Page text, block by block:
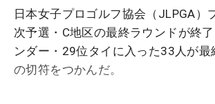
日本女子プロゴルフ協会（JLPGA）
次予選・C地区の最終ラウンドが終
ンダー・29位タイに入った33人が最
の切符をつかんだ。